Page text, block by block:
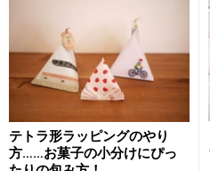
4.裏返し、頂点を折り筋に
下に折り返す
5.さらに裏返し、右の角を
とき、中心についている折
テトラ形ラッピングのやり
方……お菓子の小分けにぴっ